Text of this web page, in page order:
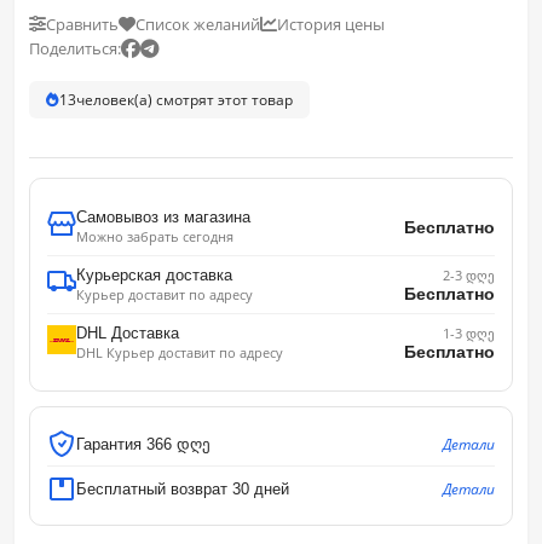
Сравнить Список желаний
История цены
Поделиться:
13человек(а) смотрят этот товар
Самовывоз из магазина
Можно забрать сегодня
Бесплатно
Курьерская доставка
Курьер доставит по адресу
2-3 დღე
Бесплатно
DHL Доставка
DHL Курьер доставит по адресу
1-3 დღე
Бесплатно
Гарантия 366 დღე Детали
Бесплатный возврат 30 дней Детали